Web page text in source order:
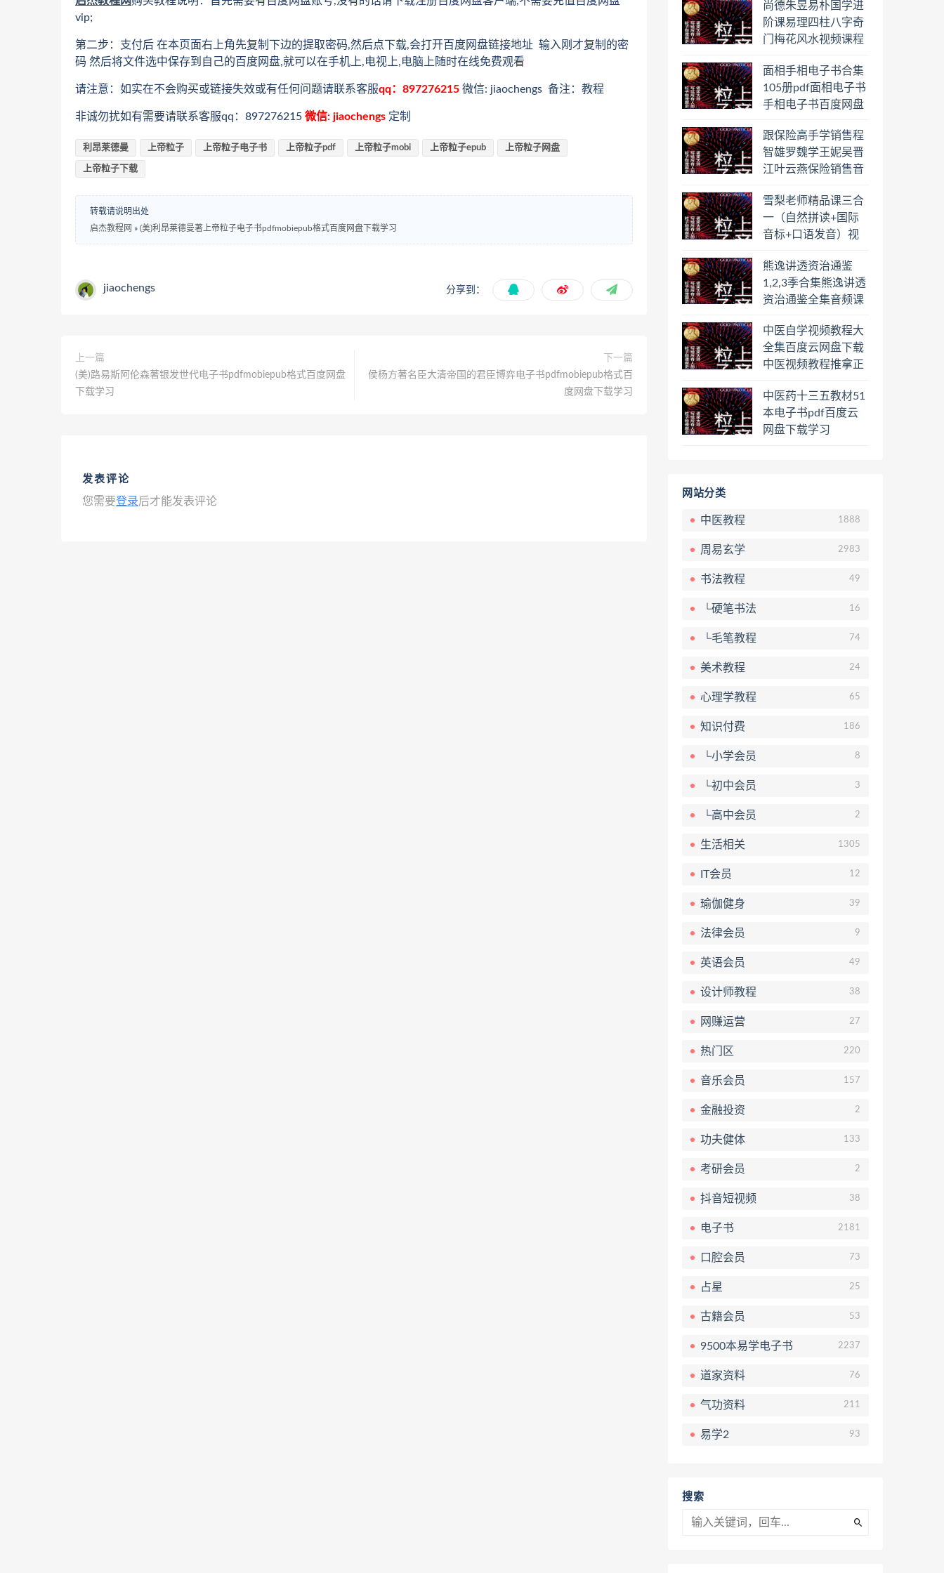
vip;
第二步：支付后 在本页面右上角先复制下边的提取密码,然后点下载,会打开百度网盘链接地址 输入刚才复制的密
码 然后将文件选中保存到自己的百度网盘,就可以在手机上,电视上,电脑上随时在线免费观看
请注意：如实在不会购买或链接失效或有任何问题请联系客服qq：897276215 微信: jiaochengs 备注：教程
非诚勿扰如有需要请联系客服qq：897276215 微信: jiaochengs 定制
利昂莱德曼 上帝粒子 上帝粒子电子书 上帝粒子pdf 上帝粒子mobi 上帝粒子epub 上帝粒子网盘
上帝粒子下载
转载请说明出处
启杰教程网 » (美)利昂莱德曼著上帝粒子电子书pdfmobiepub格式百度网盘下载学习
jiaochengs 分享到：
上一篇
(美)路易斯阿伦森著银发世代电子书pdfmobiepub格式百度网盘
下载学习
下一篇
侯杨方著名臣大清帝国的君臣博弈电子书pdfmobiepub格式百
度网盘下载学习
发表评论
您需要登录后才能发表评论
尚德朱昱易朴国学进
阶课易理四柱八字奇
门梅花风水视频课程
学习
面相手相电子书合集
105册pdf面相电子书
手相电子书百度网盘
跟保险高手学销售程
智雄罗魏学王妮吴晋
江叶云燕保险销售音
盘下载学习
雪梨老师精品课三合
一（自然拼读+国际
音标+口语发音）视
载学习
熊逸讲透资治通鉴
1,2,3季合集熊逸讲透
资治通鉴全集音频课
一二三辑合集百度云
网盘下载学习
中医自学视频教程大
全集百度云网盘下载
中医视频教程推拿正
经络脉诊面诊舌诊手
诊私密终身会员百度
网盘共享群
中医药十三五教材51
本电子书pdf百度云
网盘下载学习
网站分类
中医教程 1888
周易玄学 2983
书法教程 49
└硬笔书法 16
└毛笔教程 74
美术教程 24
心理学教程 65
知识付费 186
└小学会员 8
└初中会员 3
└高中会员 2
生活相关 1305
IT会员 12
瑜伽健身 39
法律会员 9
英语会员 49
设计师教程 38
网赚运营 27
热门区 220
音乐会员 157
金融投资 2
功夫健体 133
考研会员 2
抖音短视频 38
电子书 2181
口腔会员 73
占星 25
古籍会员 53
9500本易学电子书 2237
道家资料 76
气功资料 211
易学2 93
搜索